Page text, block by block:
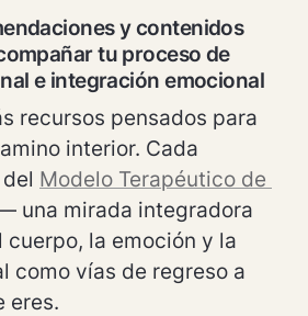
y contenidos
tu proceso de
e integración emocional
recursos pensados para
interior. Cada
Modelo Terapéutico de
una mirada integradora
cuerpo, la emoción y la
como vías de regreso a
eres.